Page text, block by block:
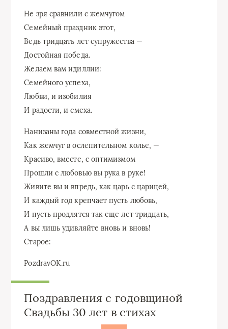
Не зря сравнили с жемчугом
Семейный праздник этот,
Ведь тридцать лет супружества —
Достойная победа.
Желаем вам идиллии:
Семейного успеха,
Любви, и изобилия
И радости, и смеха.
Нанизаны года совместной жизни,
Как жемчуг в ослепительном колье, —
Красиво, вместе, с оптимизмом
Прошли с любовью вы рука в руке!
Живите вы и впредь, как царь с царицей,
И каждый год крепчает пусть любовь,
И пусть продлятся так еще лет тридцать,
А вы лишь удивляйте вновь и вновь!
Старое:
PozdravOK.ru
Поздравления с годовщиной
Свадьбы 30 лет в стихах